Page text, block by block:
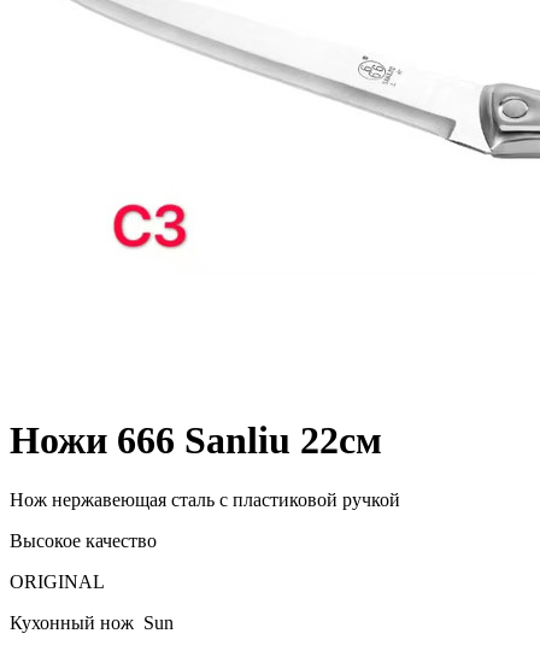
Ножи 666 Sanliu 22см
Нож нержавеющая сталь с пластиковой ручкой
Высокое качество
ORIGINAL
Кухонный нож Sun